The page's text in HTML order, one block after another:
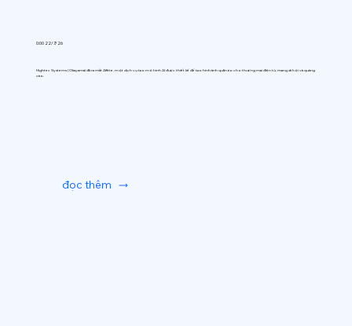
0:00 22/7/26
Hightec Systems (Okayama) đã ra mắt AIfitte, một dịch vụ tạo mô hình AI được thiết kế để tạo hình ảnh quần áo cho thương mại điện tử, mạng xã hội và quảng
cáo.
đọc thêm